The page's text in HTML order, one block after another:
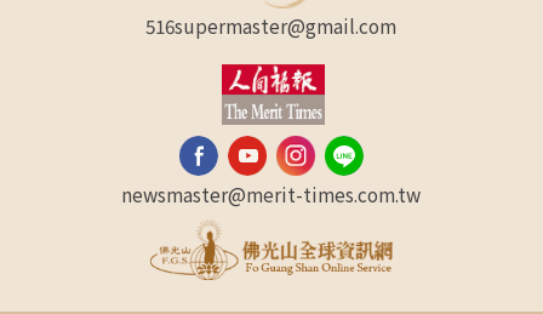
516supermaster@gmail.com
newsmaster@merit-times.com.tw